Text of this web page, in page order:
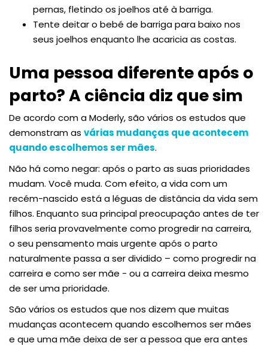
pernas, fletindo os joelhos até à barriga.
Tente deitar o bebé de barriga para baixo nos
seus joelhos enquanto lhe acaricia as costas.
Uma pessoa diferente após o
parto? A ciência diz que sim
De acordo com a Moderly, são vários os estudos que
demonstram as várias mudanças que acontecem
quando escolhemos ser mães.
Não há como negar: após o parto as suas prioridades
mudam. Você muda. Com efeito, a vida com um
recém-nascido está a léguas de distância da vida sem
filhos. Enquanto sua principal preocupação antes de ter
filhos seria provavelmente como progredir na carreira,
o seu pensamento mais urgente após o parto
naturalmente passa a ser dividido – como progredir na
carreira e como ser mãe - ou a carreira deixa mesmo
de ser uma prioridade.
São vários os estudos que nos dizem que muitas
mudanças acontecem quando escolhemos ser mães
e que uma mãe deixa de ser a pessoa que era antes